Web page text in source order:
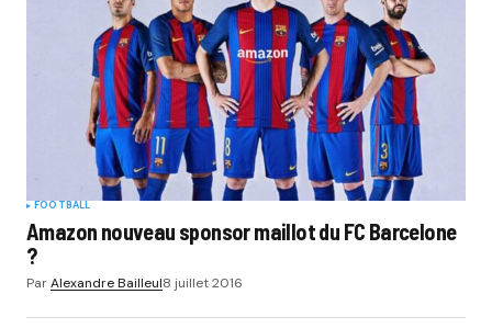
FOOTBALL
Amazon nouveau sponsor maillot du FC Barcelone
?
ParAlexandre Bailleul8 juillet 2016